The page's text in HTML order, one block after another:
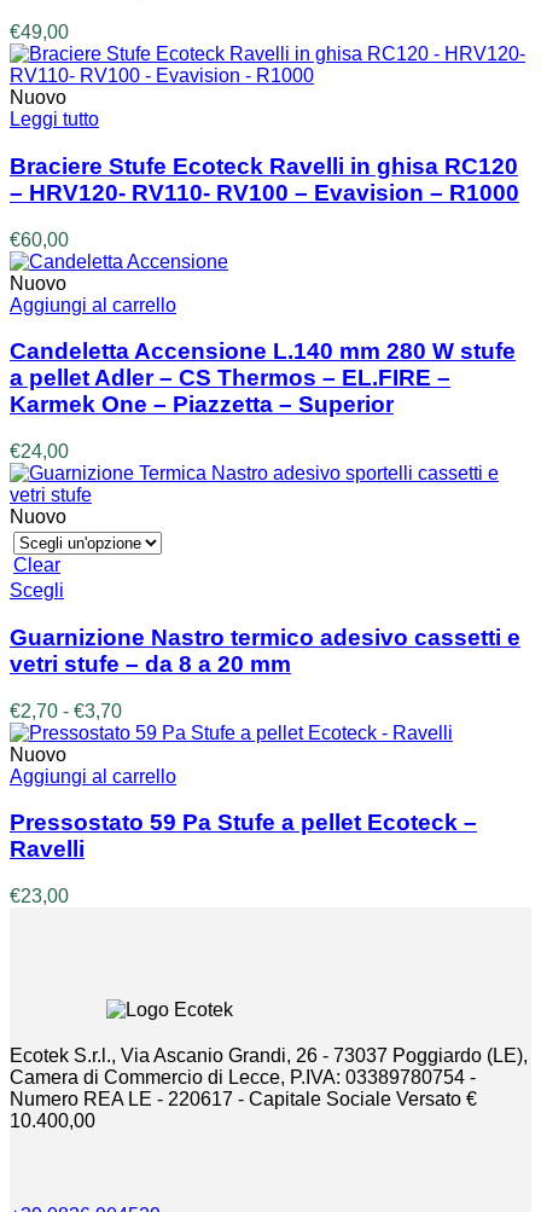
€49,00
Nuovo
Leggi tutto
Braciere Stufe Ecoteck Ravelli in ghisa RC120
– HRV120- RV110- RV100 – Evavision – R1000
€60,00
Nuovo
Aggiungi al carrello
Candeletta Accensione L.140 mm 280 W stufe
a pellet Adler – CS Thermos – EL.FIRE –
Karmek One – Piazzetta – Superior
€24,00
Nuovo
Clear
Scegli
ha
più
varianti.
opzioni
possono
essere
scelte
pagina
del
Guarnizione Nastro termico adesivo cassetti e
vetri stufe – da 8 a 20 mm
€2,70 - €3,70Fascia
di
da
a
Nuovo
Aggiungi al carrello
Pressostato 59 Pa Stufe a pellet Ecoteck –
Ravelli
€23,00
Ecotek S.r.l., Via Ascanio Grandi, 26 - 73037 Poggiardo (LE),
Camera di Commercio di Lecce, P.IVA: 03389780754 -
Numero REA LE - 220617 - Capitale Sociale Versato €
10.400,00